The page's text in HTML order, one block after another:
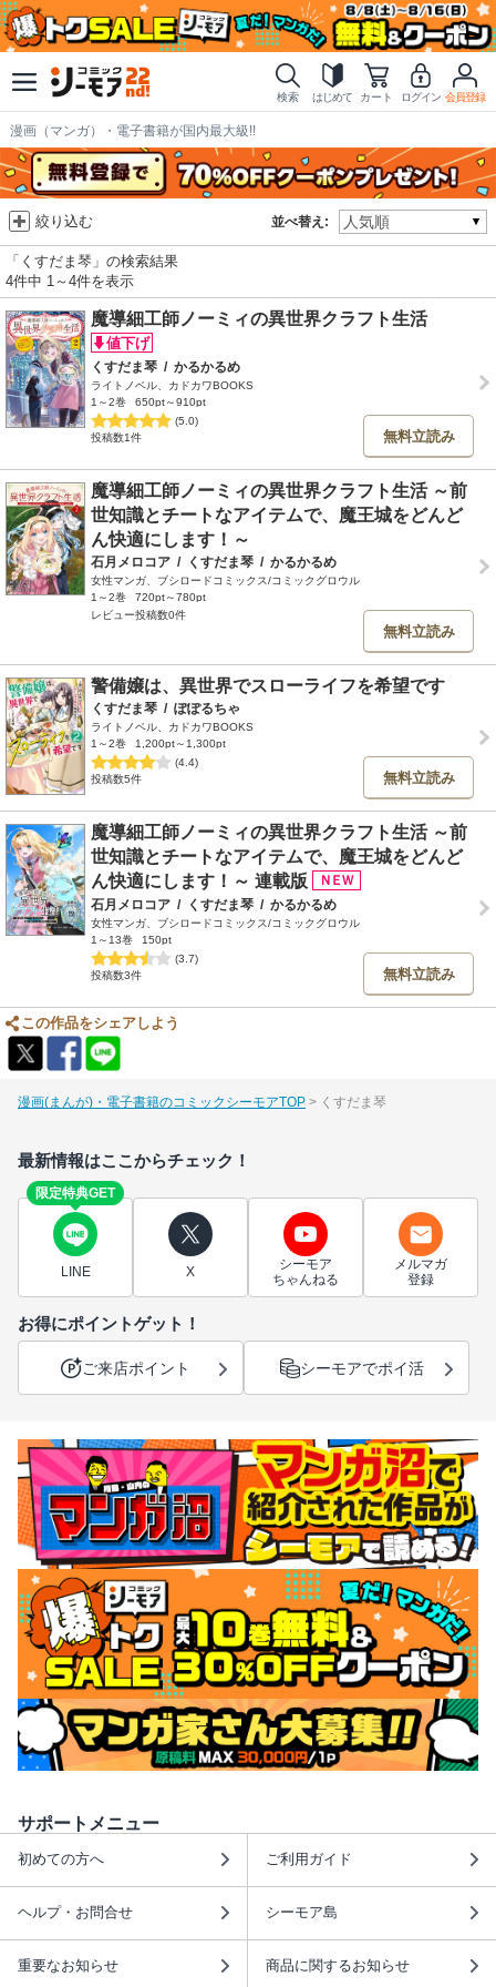
検索 はじめて カート ログイン 会員登録
漫画（マンガ）・電子書籍が国内最大級!!
並べ替え:
絞り込む
「くすだま琴」の検索結果
4件中 1～4件を表示
魔導細工師ノーミィの異世界クラフト生活
くすだま琴 / かるかるめ
ライトノベル、カドカワBOOKS
1～2巻
650pt～910pt
(5.0)
投稿数1件
無料立読み
魔導細工師ノーミィの異世界クラフト生活 ～前
世知識とチートなアイテムで、魔王城をどんど
ん快適にします！～
石月メロコア / くすだま琴 / かるかるめ
女性マンガ、ブシロードコミックス/コミックグロウル
1～2巻
720pt～780pt
レビュー投稿数0件
無料立読み
警備嬢は、異世界でスローライフを希望です
くすだま琴 / ぽぽるちゃ
ライトノベル、カドカワBOOKS
1～2巻
1,200pt～1,300pt
(4.4)
投稿数5件
無料立読み
魔導細工師ノーミィの異世界クラフト生活 ～前
世知識とチートなアイテムで、魔王城をどんど
ん快適にします！～ 連載版
石月メロコア / くすだま琴 / かるかるめ
女性マンガ、ブシロードコミックス/コミックグロウル
1～13巻
150pt
(3.7)
投稿数3件
無料立読み
この作品をシェアしよう
漫画(まんが)・電子書籍のコミックシーモアTOP くすだま琴
最新情報はここからチェック！
限定特典GET
LINE X
シーモア
ちゃんねる
メルマガ
登録
お得にポイントゲット！
ご来店ポイント シーモアでポイ活
サポートメニュー
初めての方へ ご利用ガイド
ヘルプ・お問合せ シーモア島
重要なお知らせ 商品に関するお知らせ